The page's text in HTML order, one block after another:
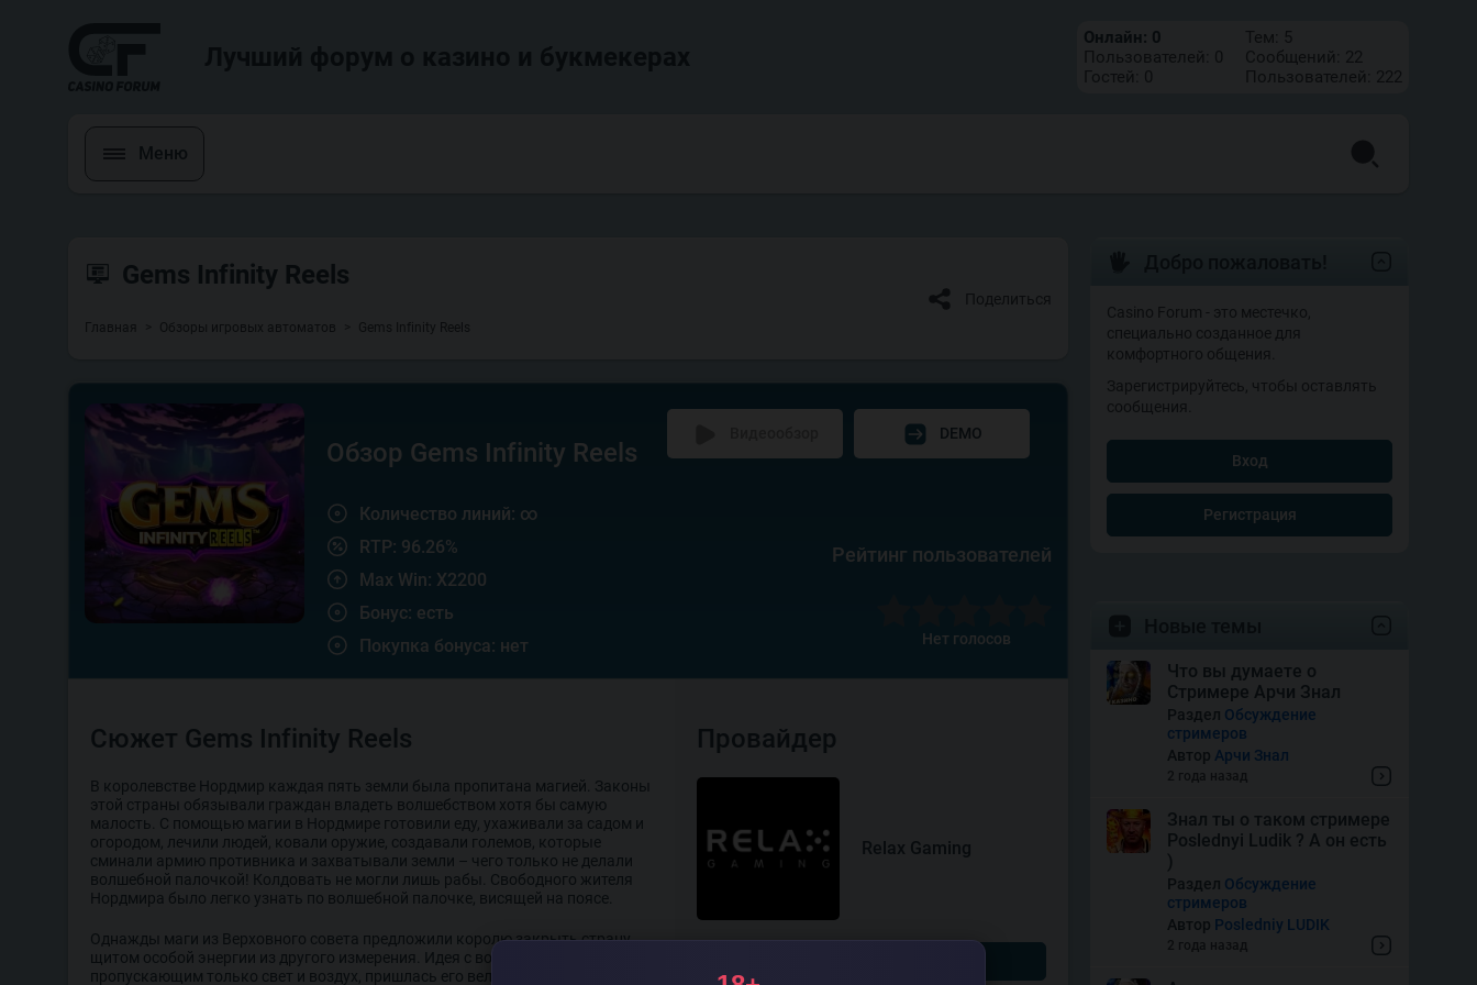
Онлайн: 0
Пользователей: 0
Гостей: 0
Тем:
5
Сообщений: 22
Пользователей: 222
Меню
Gems Infinity Reels
Главная Обзоры игровых автоматов Gems Infinity Reels
Поделиться
DEMO
Обзор Gems Infinity Reels
Количество линий: ∞
RTP: 96.26%
Max Win: X2200
Бонус: есть
Покупка бонуса: нет
Рейтинг пользователей
Нет голосов
Сюжет Gems Infinity Reels
В королевстве Нордмир каждая пять земли была пропитана магией. Законы
этой страны обязывали граждан владеть волшебством хотя бы самую
малость. С помощью магии в Нордмире готовили еду, ухаживали за садом и
огородом, лечили людей, ковали оружие, создавали големов, которые
сминали армию противника и захватывали земли – чего только не делали
волшебной палочкой! Колдовать не могли лишь рабы. Свободного жителя
Нордмира было легко узнать по волшебной палочке, висящей на поясе.
Однажды маги из Верховного совета предложили королю закрыть страну
щитом особой энергии из другого измерения. Идея с волшебным барьером,
пропускающим только свет и воздух, пришлась его величеству по душе!
Провайдер
Relax Gaming
Casino Forum - это местечко,
специально созданное для
комфортного общения.
Зарегистрируйтесь, чтобы оставлять
сообщения.
Вход
Регистрация
Что вы думаете о
Стримере Арчи Знал
Раздел Обсуждение
стримеров
Автор Арчи Знал
2 года назад
Знал ты о таком стримере
Poslednyi Ludik ? А он есть
)
Раздел Обсуждение
стримеров
Автор Posledniy LUDIK
2 года назад